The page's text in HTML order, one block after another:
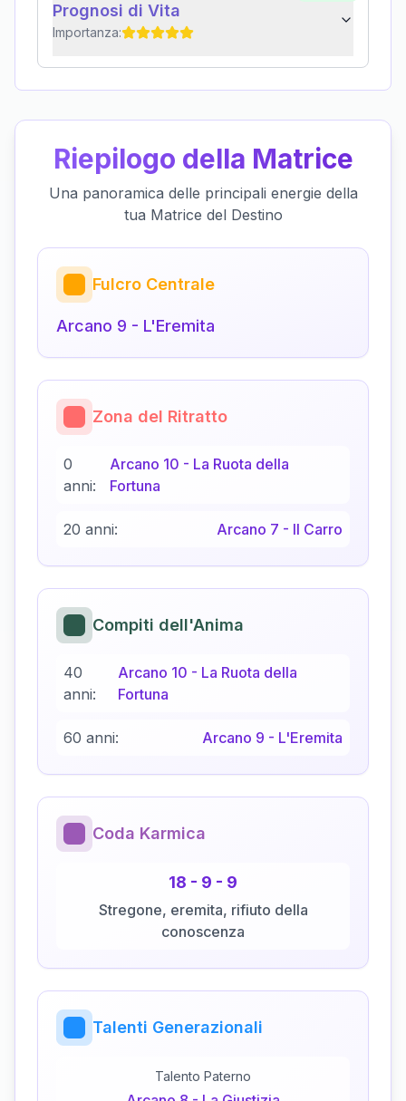
Prognosi di Vita
Importanza:
Riepilogo della Matrice
Una panoramica delle principali energie della
tua Matrice del Destino
Fulcro Centrale
Arcano 9 - L'Eremita
Zona del Ritratto
0
anni:
Arcano 10 - La Ruota della
Fortuna
20 anni: Arcano 7 - Il Carro
Compiti dell'Anima
40
anni:
Arcano 10 - La Ruota della
Fortuna
60 anni: Arcano 9 - L'Eremita
Coda Karmica
18 - 9 - 9
Stregone, eremita, rifiuto della
conoscenza
Talenti Generazionali
Talento Paterno